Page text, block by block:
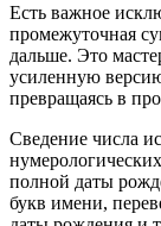
Есть важное
промежуточная
дальше. Это
усиленную
превращаясь в
Сведение числа
полной даты
букв имени,